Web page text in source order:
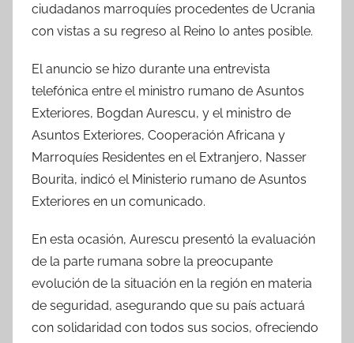
ciudadanos marroquíes procedentes de Ucrania
con vistas a su regreso al Reino lo antes posible.
El anuncio se hizo durante una entrevista
telefónica entre el ministro rumano de Asuntos
Exteriores, Bogdan Aurescu, y el ministro de
Asuntos Exteriores, Cooperación Africana y
Marroquíes Residentes en el Extranjero, Nasser
Bourita, indicó el Ministerio rumano de Asuntos
Exteriores en un comunicado.
En esta ocasión, Aurescu presentó la evaluación
de la parte rumana sobre la preocupante
evolución de la situación en la región en materia
de seguridad, asegurando que su país actuará
con solidaridad con todos sus socios, ofreciendo